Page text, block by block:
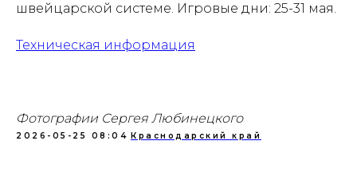
швейцарской системе. Игровые дни: 25-31 мая.
Техническая информация
Фотографии Сергея Любинецкого
2026-05-25 08:04 Краснодарский край
Проекты
Документация
Новости
Партнеры